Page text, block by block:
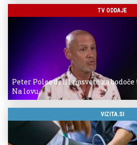
TV ODDAJE
Peter Poles delil nasvete za
Na lovu
VIZITA.SI